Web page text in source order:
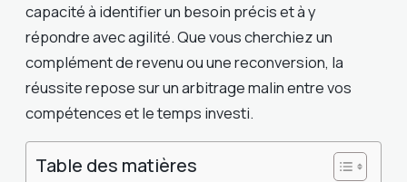
capacité à identifier un besoin précis et à y
répondre avec agilité. Que vous cherchiez un
complément de revenu ou une reconversion, la
réussite repose sur un arbitrage malin entre vos
compétences et le temps investi.
Table des matières